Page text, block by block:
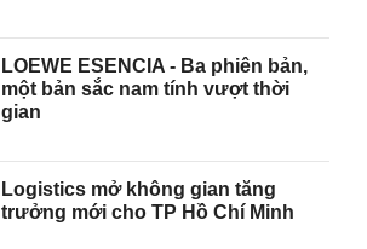
LOEWE ESENCIA - Ba phiên bản,
một bản sắc nam tính vượt thời
gian
Logistics mở không gian tăng
trưởng mới cho TP Hồ Chí Minh